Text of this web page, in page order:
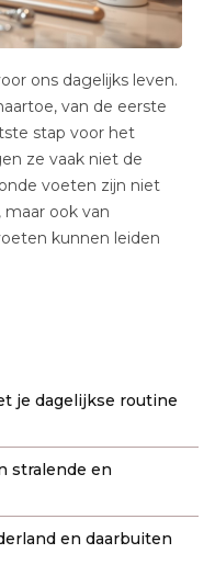
ons dagelijks leven.
van de eerste
stap voor het
ze vaak niet de
voeten zijn niet
ook van
kunnen leiden
je dagelijkse routine
stralende en
en daarbuiten